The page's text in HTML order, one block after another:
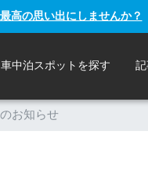
高の思い出にしませんか？
車中泊スポットを探す
お知らせ